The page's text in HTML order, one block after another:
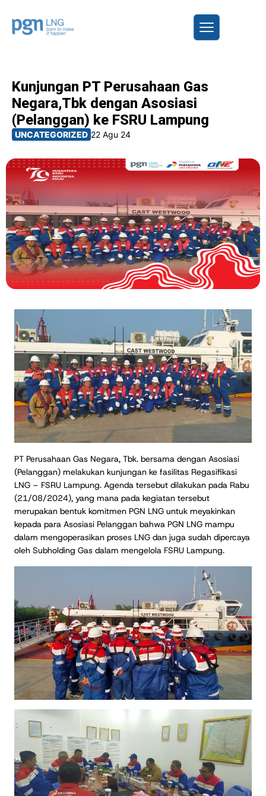
Kunjungan PT Perusahaan Gas
Negara,Tbk dengan Asosiasi
(Pelanggan) ke FSRU Lampung
UNCATEGORIZED 22 Agu 24
PT Perusahaan Gas Negara, Tbk. bersama dengan Asosiasi
(Pelanggan) melakukan kunjungan ke fasilitas Regasifikasi
LNG – FSRU Lampung. Agenda tersebut dilakukan pada Rabu
(21/08/2024), yang mana pada kegiatan tersebut
merupakan bentuk komitmen PGN LNG untuk meyakinkan
kepada para Asosiasi Pelanggan bahwa PGN LNG mampu
dalam mengoperasikan proses LNG dan juga sudah dipercaya
oleh Subholding Gas dalam mengelola FSRU Lampung.